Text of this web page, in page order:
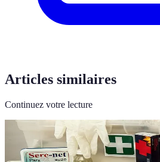
Articles similaires
Continuez votre lecture